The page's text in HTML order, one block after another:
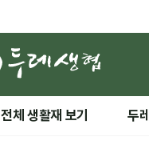
전체 생활재 보기 두